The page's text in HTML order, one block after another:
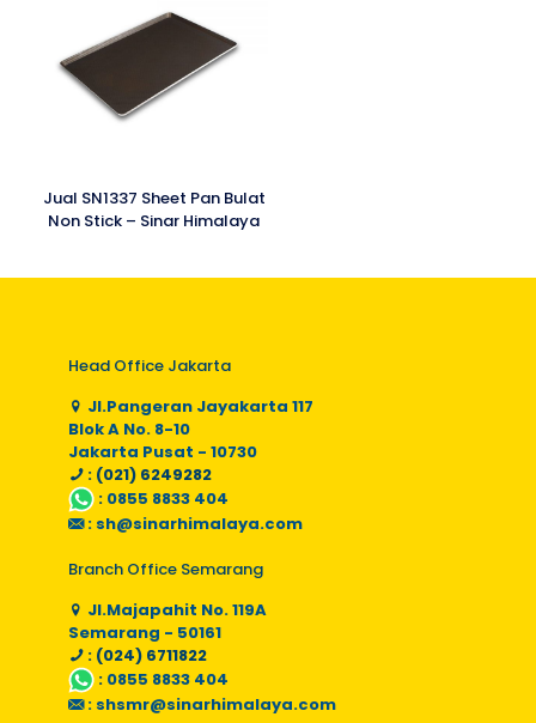
Jual SN1337 Sheet Pan Bulat
Non Stick – Sinar Himalaya
Head Office Jakarta
Jl.Pangeran Jayakarta 117
Blok A No. 8-10
Jakarta Pusat - 10730
: (021) 6249282
: 0855 8833 404
: sh@sinarhimalaya.com
Branch Office Semarang
Jl.Majapahit No. 119A
Semarang - 50161
: (024) 6711822
: 0855 8833 404
: shsmr@sinarhimalaya.com